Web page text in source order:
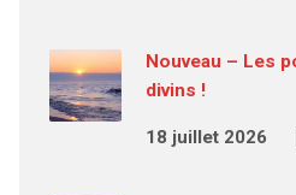
Nouveau – Les
divins !
18 juillet 2026